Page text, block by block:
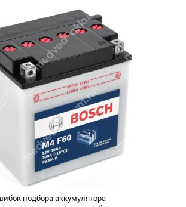
подбора аккумулятора